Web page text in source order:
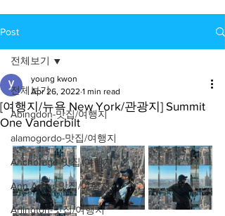
Post
전체보기
Abingdon-맛집/여행지
alamogordo-맛집/여행지
Anchorage-맛집/여행지
Ann Arbor-맛집/여행지
Arlington-맛집/여행지
전체보기
[여행지/뉴욕 New York/관광지] Summit
One Vanderbilt
young kwon
Apr 26, 2022 1 min read